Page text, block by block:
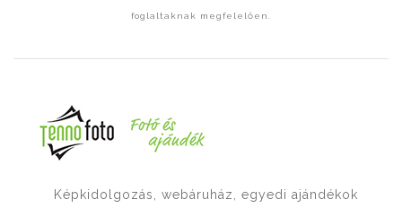
foglaltaknak megfelelően.
Képkidolgozás, webáruház, egyedi ajándékok